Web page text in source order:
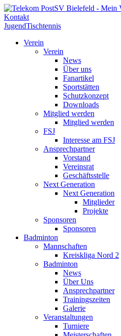
Kontakt
JugendTischtennis
Verein
Verein
News
Über uns
Fanartikel
Sportstätten
Schutzkonzept
Downloads
Mitglied werden
Mitglied werden
FSJ
Interesse am FSJ
Ansprechpartner
Vorstand
Vereinsrat
Geschäftsstelle
Next Generation
Next Generation
Mitglieder
Projekte
Sponsoren
Sponsoren
Badminton
Mannschaften
Kreiskliga Nord 2
Badminton
News
Über Uns
Ansprechpartner
Trainingszeiten
Galerie
Veranstaltungen
Turniere